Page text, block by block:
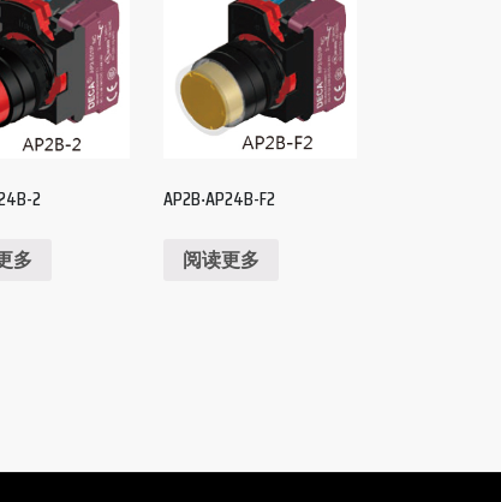
2
多
AP2B‧AP24B-F2
阅读更多